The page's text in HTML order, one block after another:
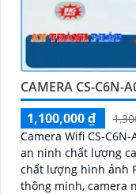
CAMERA CS-C6N-
1,100,000 ₫
Camera Wifi CS-
an ninh chất lượng
chất lượng hình ảnh
thông minh, camera